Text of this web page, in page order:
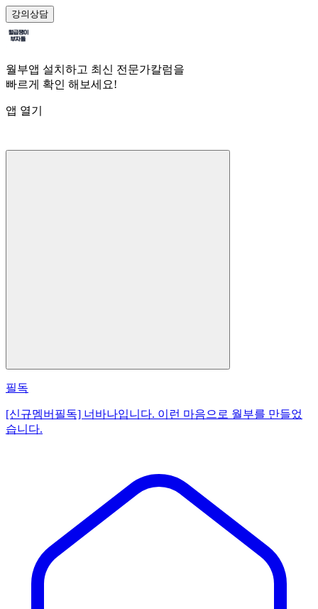
강의상담
월부앱 설치하고 최신 전문가칼럼을
빠르게 확인 해보세요!
앱 열기
필독
[신규멤버필독] 너바나입니다. 이런 마음으로 월부를 만들었
습니다.